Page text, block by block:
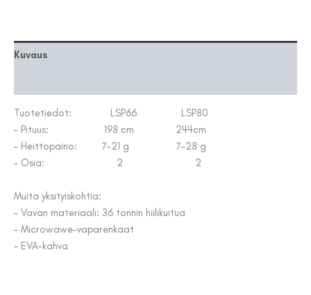
Kuvaus
Tuotetiedot: LSP66 LSP80
– Pituus: 198 cm 244cm
– Heittopaino: 7–21 g 7–28 g
– Osia: 2 2
Muita yksityiskohtia:
– Vavan materiaali: 36 tonnin hiilikuitua
– Microwawe-vaparenkaat
– EVA-kahva